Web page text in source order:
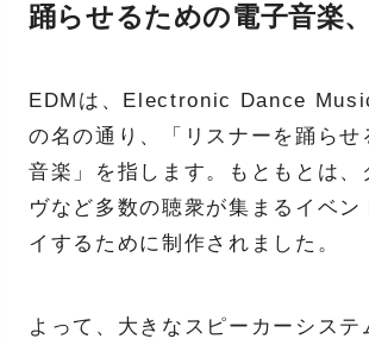
踊らせるための電子音楽
EDMは、Electronic Dance
の名の通り、「リスナーを踊らせ
音楽」を指します。もともとは、
ヴなど多数の聴衆が集まるイベン
イするために制作されました。
よって、大きなスピーカーシステ